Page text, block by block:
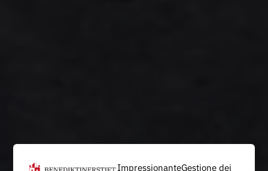
ImpressionanteGestione dei